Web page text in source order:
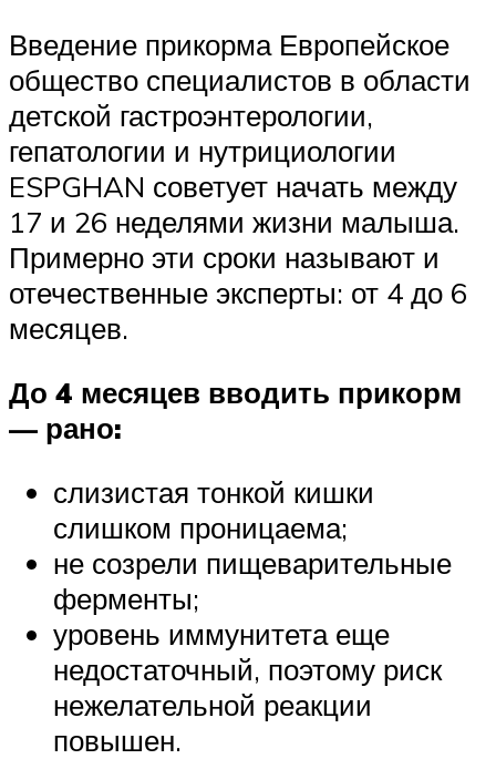
Введение прикорма Европейское
общество специалистов в области
детской гастроэнтерологии,
гепатологии и нутрициологии
ESPGHAN советует начать между
17 и 26 неделями жизни малыша.
Примерно эти сроки называют и
отечественные эксперты: от 4 до 6
месяцев.
До 4 месяцев вводить прикорм
— рано:
слизистая тонкой кишки
слишком проницаема;
не созрели пищеварительные
ферменты;
уровень иммунитета еще
недостаточный, поэтому риск
нежелательной реакции
повышен.